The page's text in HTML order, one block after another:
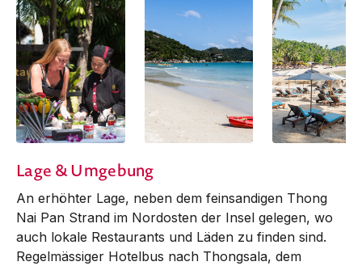
Lage & Umgebung
An erhöhter Lage, neben dem feinsandigen Thong
Nai Pan Strand im Nordosten der Insel gelegen, wo
auch lokale Restaurants und Läden zu finden sind.
Regelmässiger Hotel­bus nach Thongsala, dem